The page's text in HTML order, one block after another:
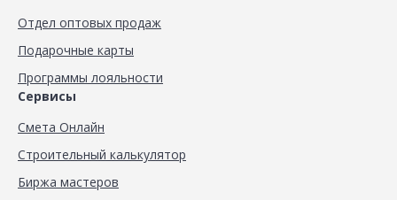
Отдел оптовых продаж
Подарочные карты
Программы лояльности
Сервисы
Смета Онлайн
Строительный калькулятор
Биржа мастеров